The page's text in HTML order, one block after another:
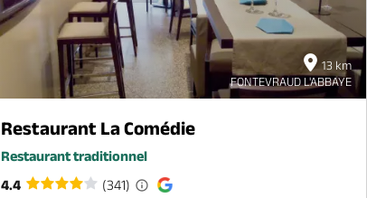
13 km
FONTEVRAUD L'ABBAYE
Restaurant La Comédie
Restaurant traditionnel
4.4
(341)